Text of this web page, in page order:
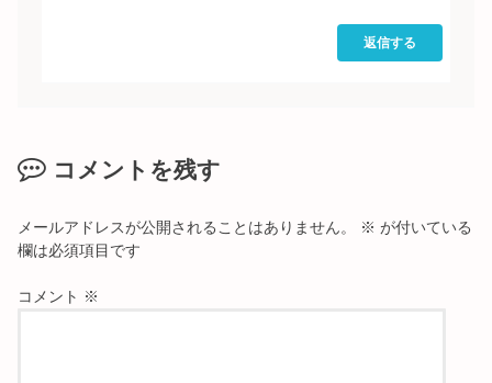
返信する
コメントを残す
メールアドレスが公開されることはありません。 ※ が付いている
欄は必須項目です
コメント ※